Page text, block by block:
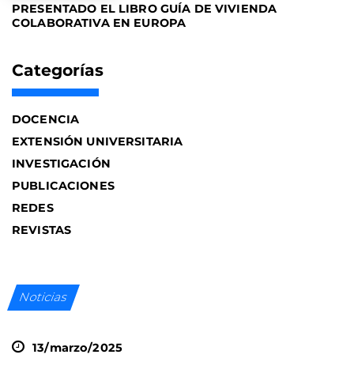
PRESENTADO EL LIBRO GUÍA DE VIVIENDA
COLABORATIVA EN EUROPA
Categorías
DOCENCIA
EXTENSIÓN UNIVERSITARIA
INVESTIGACIÓN
PUBLICACIONES
REDES
REVISTAS
Noticias
13/marzo/2025